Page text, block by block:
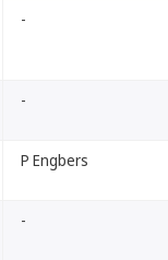
-
-
P Engbers
-